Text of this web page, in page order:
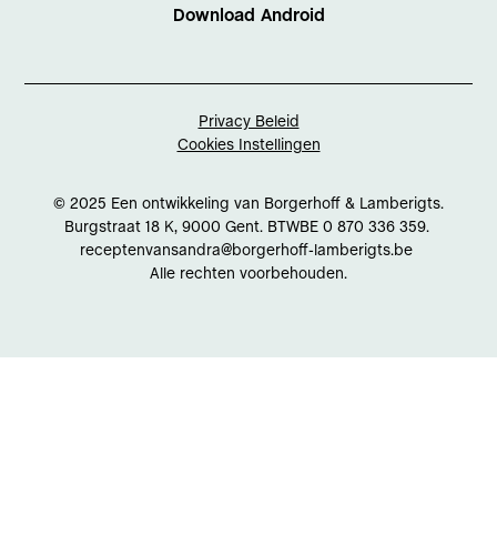
Download Android
© 2025 Een ontwikkeling van Borgerhoff & Lamberigts.
Burgstraat 18 K, 9000 Gent. BTWBE 0 870 336 359.
receptenvansandra@borgerhoff-lamberigts.be
Alle rechten voorbehouden.
Privacy Beleid
Cookies Instellingen